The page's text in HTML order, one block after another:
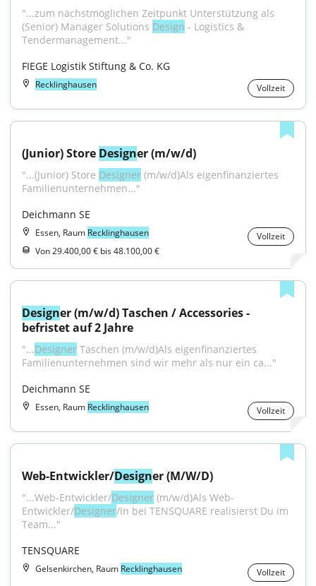
"...zum nächstmöglichen Zeitpunkt Unterstützung als
(Senior) Manager Solutions Design - Logistics &
Tendermanagement..."
FIEGE Logistik Stiftung & Co. KG
Recklinghausen Vollzeit
(Junior) Store Designer (m/w/d)
"...(Junior) Store Designer (m/w/d)Als eigenfinanziertes
Familienunternehmen..."
Deichmann SE
Essen, Raum Recklinghausen
Vollzeit
Von 29.400,00 € bis 48.100,00 €
Designer (m/w/d) Taschen / Accessories -
befristet auf 2 Jahre
"...Designer Taschen (m/w/d)Als eigenfinanziertes
Familienunternehmen sind wir mehr als nur ein ca..."
Deichmann SE
Essen, Raum Recklinghausen Vollzeit
Web-Entwickler/Designer (M/W/D)
"...Web-Entwickler/Designer (m/w/d)Als Web-
Entwickler/Designer/in bei TENSQUARE realisierst Du im
Team..."
TENSQUARE
Gelsenkirchen, Raum Recklinghausen Vollzeit